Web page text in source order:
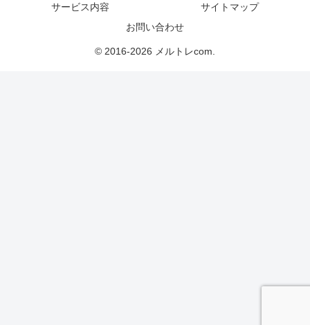
サービス内容
サイトマップ
お問い合わせ
© 2016-2026 メルトレcom.